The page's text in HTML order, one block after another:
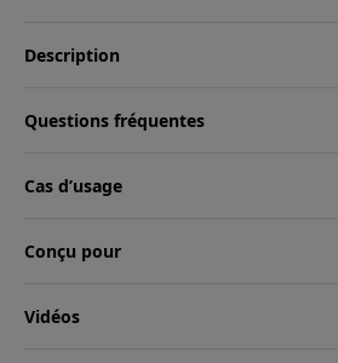
Description
Questions fréquentes
Cas d’usage
Conçu pour
Vidéos